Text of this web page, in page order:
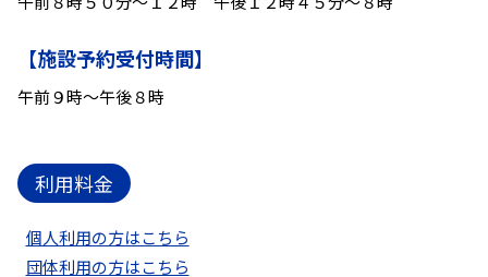
【施設予約受付時間】
午前９時～午後８時
利用料金
個人利用の方はこちら
団体利用の方はこちら